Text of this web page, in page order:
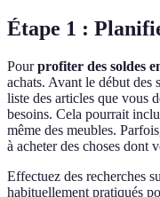
Étape 1 :
Pourprofiter des soldes
achats. Avant le début des
liste des articles que vous
besoins. Cela pourrait
même des meubles.
à acheter des choses dont
Effectuez des recherches
habituellement pratiqués